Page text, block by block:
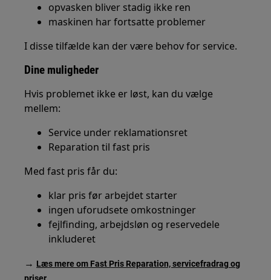
opvasken bliver stadig ikke ren
maskinen har fortsatte problemer
I disse tilfælde kan der være behov for service.
Dine muligheder
Hvis problemet ikke er løst, kan du vælge
mellem:
Service under reklamationsret
Reparation til fast pris
Med fast pris får du:
klar pris før arbejdet starter
ingen uforudsete omkostninger
fejlfinding, arbejdsløn og reservedele
inkluderet
→ Læs mere om Fast Pris Reparation, servicefradrag og